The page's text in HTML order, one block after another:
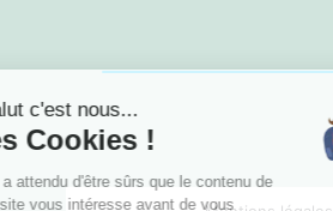
Salut c'est nous...
les Cookies !
On a attendu d'être sûrs que le contenu de
ce site vous intéresse avant de vous